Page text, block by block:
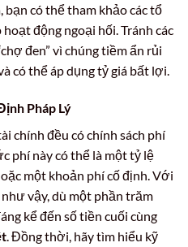
có thể tham khảo các tổ
động ngoại hối. Tránh các
đen” vì chúng tiềm ẩn rủi
có thể áp dụng tỷ giá bất lợi.
Pháp Lý
chính đều có chính sách phí
phí này có thể là một tỷ lệ
một khoản phí cố định. Với
vậy, dù một phần trăm
kể đến số tiền cuối cùng
. Đồng thời, hãy tìm hiểu kỹ